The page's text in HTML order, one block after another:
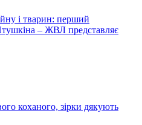
і тварин: перший
– ЖВЛ представляє
коханого, зірки дякують